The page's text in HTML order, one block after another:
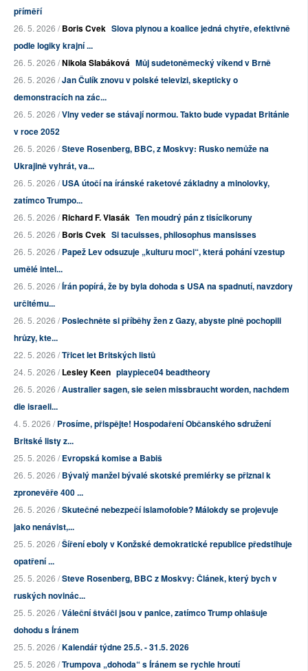
příměří
26. 5. 2026 /Boris Cvek Slova plynou a koalice jedná chytře, efektivně
podle logiky krajní ...
26. 5. 2026 /Nikola Slabáková Můj sudetoněmecký víkend v Brně
26. 5. 2026 /Jan Čulík znovu v polské televizi, skepticky o
demonstracích na zác...
26. 5. 2026 /Vlny veder se stávají normou. Takto bude vypadat Británie
v roce 2052
26. 5. 2026 /Steve Rosenberg, BBC, z Moskvy: Rusko nemůže na
Ukrajině vyhrát, va...
26. 5. 2026 /USA útočí na íránské raketové základny a minolovky,
zatímco Trumpo...
26. 5. 2026 /Richard F. Vlasák Ten moudrý pán z tisícikoruny
26. 5. 2026 /Boris Cvek Si tacuisses, philosophus mansisses
26. 5. 2026 /Papež Lev odsuzuje „kulturu moci“, která pohání vzestup
umělé intel...
26. 5. 2026 /Írán popírá, že by byla dohoda s USA na spadnutí, navzdory
určitému...
26. 5. 2026 /Poslechněte si příběhy žen z Gazy, abyste plně pochopili
hrůzy, kte...
22. 5. 2026 /Třicet let Britských listů
24. 5. 2026 /Lesley Keen playpiece04 beadtheory
26. 5. 2026 /Australier sagen, sie seien missbraucht worden, nachdem
die israeli...
4. 5. 2026 /Prosíme, přispějte! Hospodaření Občanského sdružení
Britské listy z...
25. 5. 2026 /Evropská komise a Babiš
26. 5. 2026 /Bývalý manžel bývalé skotské premiérky se přiznal k
zpronevěře 400 ...
26. 5. 2026 /Skutečné nebezpečí islamofobie? Málokdy se projevuje
jako nenávist,...
25. 5. 2026 /Šíření eboly v Konžské demokratické republice předstihuje
opatření ...
25. 5. 2026 /Steve Rosenberg, BBC z Moskvy: Článek, který bych v
ruských novinác...
25. 5. 2026 /Váleční štváči jsou v panice, zatímco Trump ohlašuje
dohodu s Íránem
25. 5. 2026 /Kalendář týdne 25.5. - 31.5. 2026
25. 5. 2026 /Trumpova „dohoda“ s Íránem se rychle hroutí